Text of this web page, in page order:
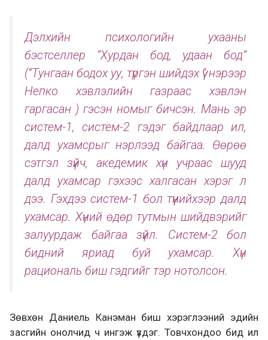
Дэлхийн психологийн ухааны
бэстселлер “Хурдан бод, удаан бод”
(“Тунгаан бодох уу, түргэн шийдэх үү” нэрээр
Непко хэвлэлийн газраас хэвлэн
гаргасан ) гэсэн номыг бичсэн. Мань эр
систем-1, систем-2 гэдэг байдлаар ил,
далд ухамсрыг нэрлээд байгаа. Өөрөө
сэтгэл зүйч, акедемик хүн учраас шууд
далд ухамсар гэхээс халгасан хэрэг л
дээ. Гэхдээ систем-1 бол түүнийхээр далд
ухамсар. Хүний өдөр тутмын шийдвэрийг
залуурдаж байгаа зүйл. Систем-2 бол
бидний яриад буй ухамсар. Хүн
рациональ биш гэдгийг тэр нотолсон.
Зөвхөн Даниель Канэман биш хэрэглээний эдийн
засгийн онолчид ч ингэж үздэг. Товчхондоо бид ил